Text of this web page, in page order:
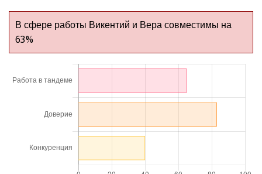
В сфере работы Викентий и Вера совместимы на
63%